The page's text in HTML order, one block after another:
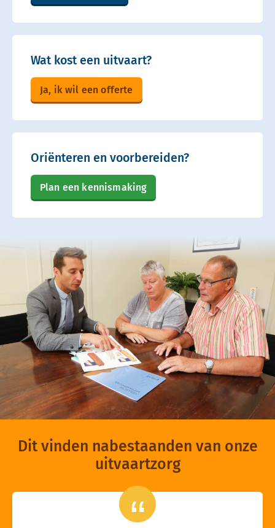
Wat kost een uitvaart?
Ja, ik wil een offerte
Oriënteren en voorbereiden?
Plan een kennismaking
Dit vinden nabestaanden van onze
uitvaartzorg